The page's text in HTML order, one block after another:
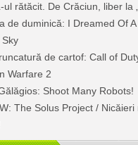
ul rătăcit. De Crăciun, liber la
de duminică: I Dreamed Of A
de cartof: Call of
Warfare 2
Shoot Many Robots!
The Solus Project / Nicăieri